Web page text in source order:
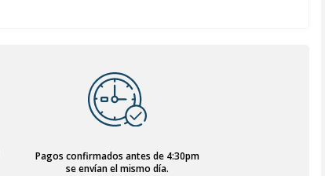
Pagos confirmados antes de 4:30pm
se envían el mismo día.